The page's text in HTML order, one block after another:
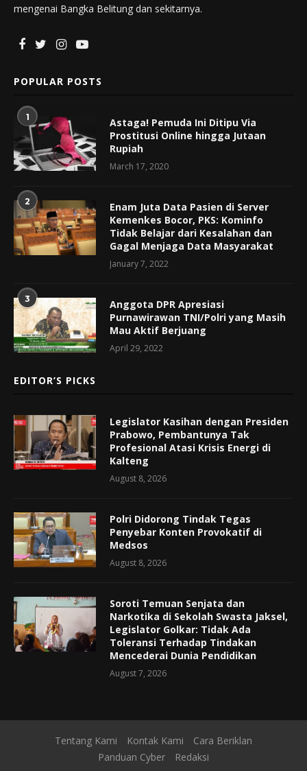
mengenai Bangka Belitung dan sekitarnya.
POPULAR POSTS
1
Astaga! Pemuda Ini Ditipu Via
Prostitusi Online hingga Jutaan
Rupiah
March 17, 2020
2
Enam Juta Data Pasien di Server
Kemenkes Bocor, PKS: Kominfo
Tidak Belajar dari Kesalahan dan
Gagal Menjaga Data Masyarakat
January 7, 2022
3
Anggota DPR Apresiasi
Purnawirawan TNI/Polri yang Masih
Mau Aktif Berjuang
April 29, 2022
EDITOR’S PICKS
Legislator Kasihan dengan Presiden
Prabowo, Pembantunya Tak
Profesional Atasi Krisis Energi di
Kalteng
August 8, 2026
Polri Didorong Tindak Tegas
Penyebar Konten Provokatif di
Medsos
August 8, 2026
Soroti Temuan Senjata dan
Narkotika di Sekolah Swasta Jaksel,
Legislator Golkar: Tidak Ada
Toleransi Terhadap Tindakan
Mencederai Dunia Pendidikan
August 7, 2026
Tentang Kami Kontak Kami
Cara Beriklan
Panduan Cyber
Redaksi